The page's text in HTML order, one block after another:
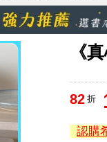
《
82 折
認購